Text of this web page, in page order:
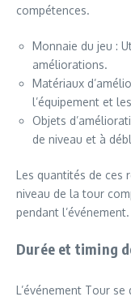
compétences.
Monnaie du jeu :
améliorations.
Matériaux
l’équipement et
Objets
de niveau et à
Les quantités de ces
niveau de la tour
pendant l’événement.
Durée et timing
L’événement Tour